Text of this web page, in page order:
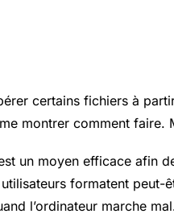
certains fichiers à
montrer comment faire.
un moyen efficace afin
formatent peut-
l’ordinateur marche